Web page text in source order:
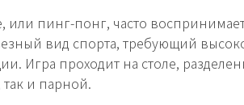
или пинг-понг, часто
вид спорта, требующий
Игра проходит на столе,
и парной.